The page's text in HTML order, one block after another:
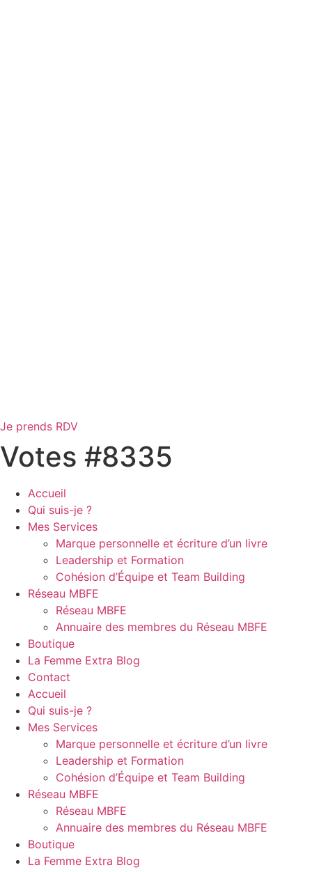
Je prends RDV
Votes #8335
Accueil
Qui suis-je ?
Mes Services
Marque personnelle et écriture d’un livre
Leadership et Formation
Cohésion d’Équipe et Team Building
Réseau MBFE
Réseau MBFE
Annuaire des membres du Réseau MBFE
Boutique
La Femme Extra Blog
Contact
Accueil
Qui suis-je ?
Mes Services
Marque personnelle et écriture d’un livre
Leadership et Formation
Cohésion d’Équipe et Team Building
Réseau MBFE
Réseau MBFE
Annuaire des membres du Réseau MBFE
Boutique
La Femme Extra Blog